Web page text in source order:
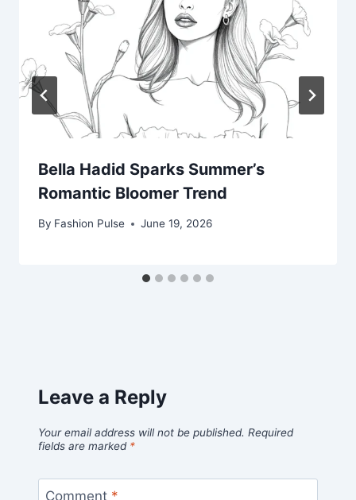
Bella Hadid Sparks Summer’s
Romantic Bloomer Trend
By Fashion Pulse June 19, 2026
Leave a Reply
Your email address will not be published. Required
fields are marked *
Comment *